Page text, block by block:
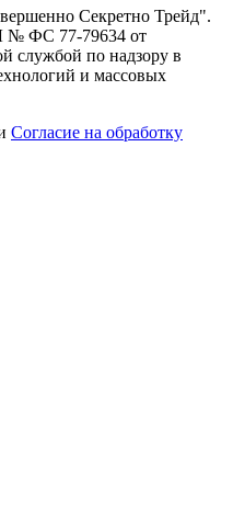
Секретно Трейд".
№ ФС 77-79634 от
службой по надзору в
и массовых
Согласие на обработку